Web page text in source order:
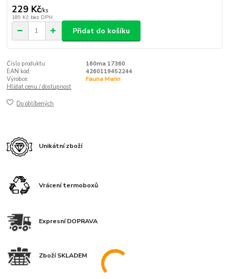
229 Kč/ks
189 Kč bez DPH
Přidat do košíku
Číslo produktu:
160ma 17360
EAN kód:
4260119452244
Výrobce:
Fauna Marin
Hlídat cenu / dostupnost
Do oblíbených
Unikátní zboží
Vrácení termoboxů
Expresní DOPRAVA
Zboží SKLADEM